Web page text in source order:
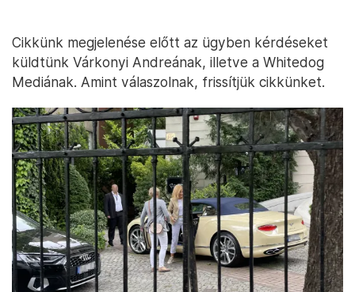
Cikkünk megjelenése előtt az ügyben kérdéseket
küldtünk Várkonyi Andreának, illetve a Whitedog
Mediának. Amint válaszolnak, frissítjük cikkünket.